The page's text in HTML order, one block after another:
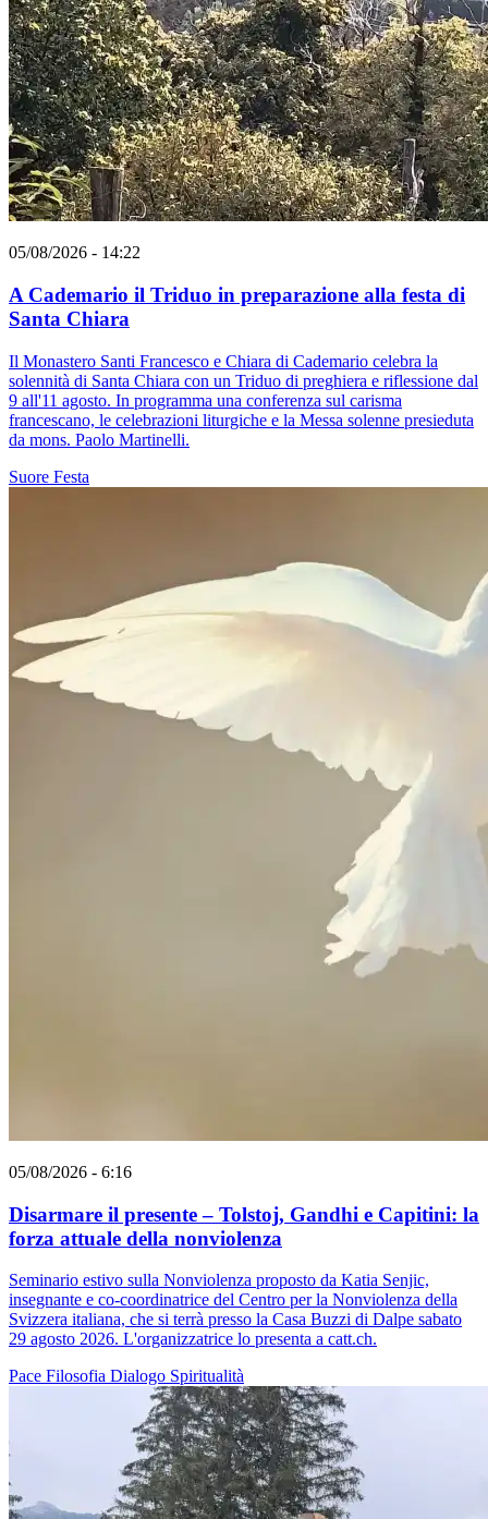
05/08/2026 - 14:22
A Cademario il Triduo in preparazione alla festa di
Santa Chiara
Il Monastero Santi Francesco e Chiara di Cademario celebra la
solennità di Santa Chiara con un Triduo di preghiera e riflessione dal
9 all'11 agosto. In programma una conferenza sul carisma
francescano, le celebrazioni liturgiche e la Messa solenne presieduta
da mons. Paolo Martinelli.
Suore Festa
05/08/2026 - 6:16
Disarmare il presente – Tolstoj, Gandhi e Capitini: la
forza attuale della nonviolenza
Seminario estivo sulla Nonviolenza proposto da Katia Senjic,
insegnante e co-coordinatrice del Centro per la Nonviolenza della
Svizzera italiana, che si terrà presso la Casa Buzzi di Dalpe sabato
29 agosto 2026. L'organizzatrice lo presenta a catt.ch.
Pace Filosofia Dialogo Spiritualità